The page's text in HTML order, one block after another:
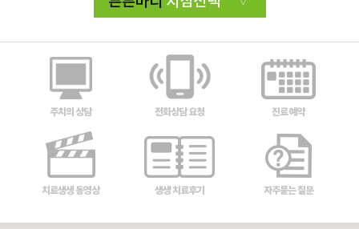
주치의 상담 전화상담 요청 진료 예약
치료생생 동영상 생생 치료후기 자주묻는 질문